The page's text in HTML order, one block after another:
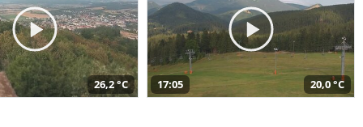
26,2 °C 17:05 20,0 °C